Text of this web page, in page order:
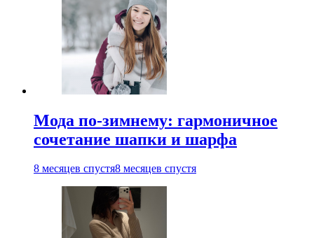
Мода по-зимнему: гармоничное
сочетание шапки и шарфа
8 месяцев спустя8 месяцев спустя